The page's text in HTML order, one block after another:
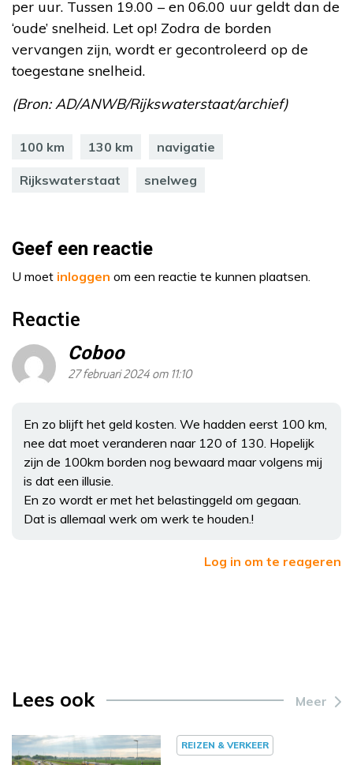
per uur. Tussen 19.00 – en 06.00 uur geldt dan de
‘oude’ snelheid. Let op! Zodra de borden
vervangen zijn, wordt er gecontroleerd op de
toegestane snelheid.
(Bron: AD/ANWB/Rijkswaterstaat/archief)
100 km 130 km navigatie
Rijkswaterstaat snelweg
Geef een reactie
U moet inloggen om een reactie te kunnen plaatsen.
Reactie
Coboo
27 februari 2024 om 11:10
En zo blijft het geld kosten. We hadden eerst 100 km,
nee dat moet veranderen naar 120 of 130. Hopelijk
zijn de 100km borden nog bewaard maar volgens mij
is dat een illusie.
En zo wordt er met het belastinggeld om gegaan.
Dat is allemaal werk om werk te houden.!
Log in om te reageren
Lees ook Meer
REIZEN & VERKEER